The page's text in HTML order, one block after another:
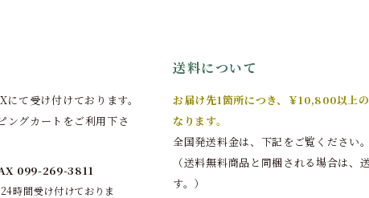
て受け付けております。
ングカートをご利用下さ
099-269-3811
24時間受け付けておりま
送料について
お届け先1箇所につき、￥10,800以上
なります。
全国発送料金は、下記をご覧ください
（送料無料商品と同梱される場合は、
す。）